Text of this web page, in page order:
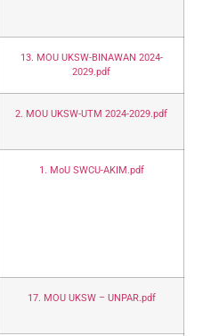
13. MOU UKSW-BINAWAN 2024-
2029.pdf
2. MOU UKSW-UTM 2024-2029.pdf
1. MoU SWCU-AKIM.pdf
17. MOU UKSW – UNPAR.pdf